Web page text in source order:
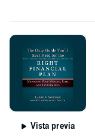
Vista previa